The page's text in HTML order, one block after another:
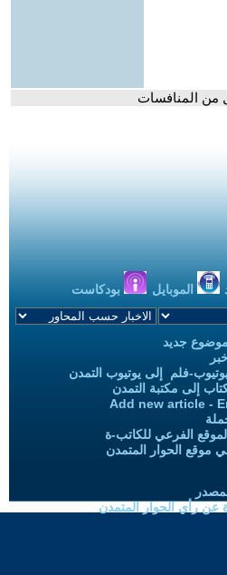
الموبايل بودكاست
جديد
فلم إلى يوتيوب التمدن
إلى مكتبة التمدن
Add new article -
الفرعي للكاتب-ة
موقع الحوار المتمدن
عن رأي الحوار المتمدن